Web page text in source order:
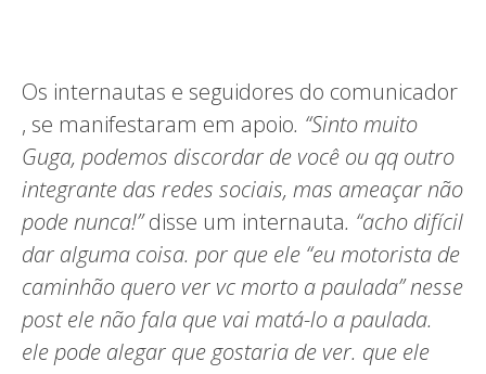
Os internautas e seguidores do comunicador
, se manifestaram em apoio. “Sinto muito
Guga, podemos discordar de você ou qq outro
integrante das redes sociais, mas ameaçar não
pode nunca!”disse um internauta. “acho difícil
dar alguma coisa. por que ele “eu motorista de
caminhão quero ver vc morto a paulada” nesse
post ele não fala que vai matá-lo a paulada.
ele pode alegar que gostaria de ver. que ele